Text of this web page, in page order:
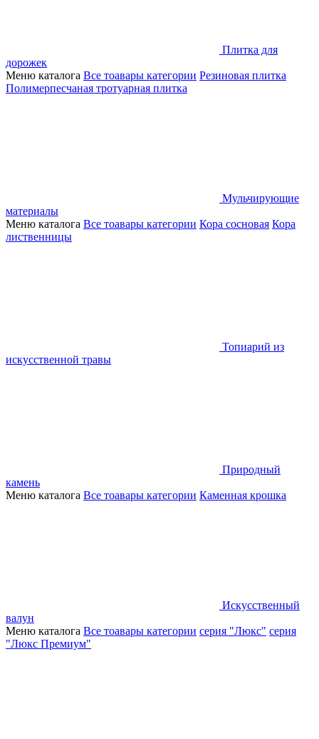
Плитка для
дорожек
Меню каталога Все тоавары категории Резиновая плитка
Полимерпесчаная тротуарная плитка
Мульчирующие
материалы
Меню каталога Все тоавары категории Кора сосновая Кора
лиственницы
Топиарий из
искусственной травы
Природный
камень
Меню каталога Все тоавары категории Каменная крошка
Искусственный
валун
Меню каталога Все тоавары категории серия "Люкс" серия
"Люкс Премиум"